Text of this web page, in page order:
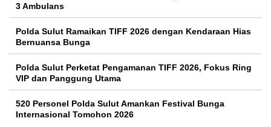
3 Ambulans
Polda Sulut Ramaikan TIFF 2026 dengan Kendaraan Hias
Bernuansa Bunga
Polda Sulut Perketat Pengamanan TIFF 2026, Fokus Ring
VIP dan Panggung Utama
520 Personel Polda Sulut Amankan Festival Bunga
Internasional Tomohon 2026